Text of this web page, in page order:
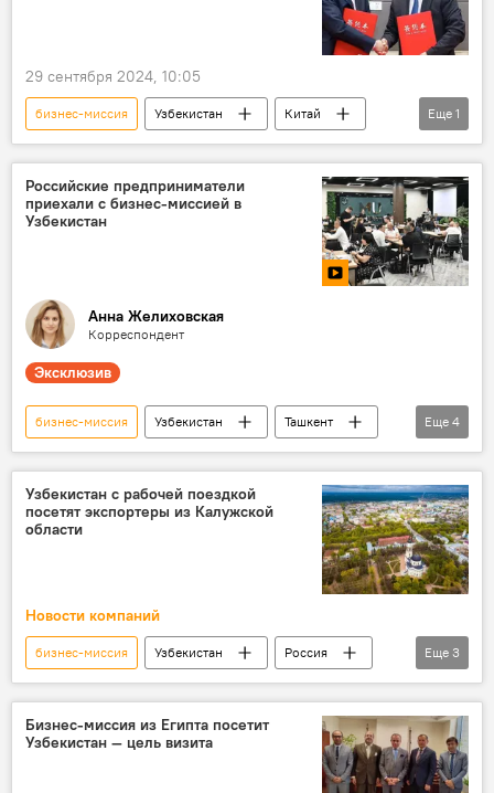
29 сентября 2024, 10:05
бизнес-миссия Узбекистан
Китай
сотрудничество
Еще 1
Российские предприниматели
приехали с бизнес-миссией в
Узбекистан
Анна Желиховская
Корреспондент
Эксклюзив
бизнес-миссия Узбекистан
Ташкент
Россия
молодые предприниматели
Видео
эксклюзив
Еще 4
Узбекистан с рабочей поездкой
посетят экспортеры из Калужской
области
Новости компаний
бизнес-миссия Узбекистан
Россия
Калужская область
Экономика
Еще 3
Бизнес-миссия из Египта посетит
Узбекистан — цель визита